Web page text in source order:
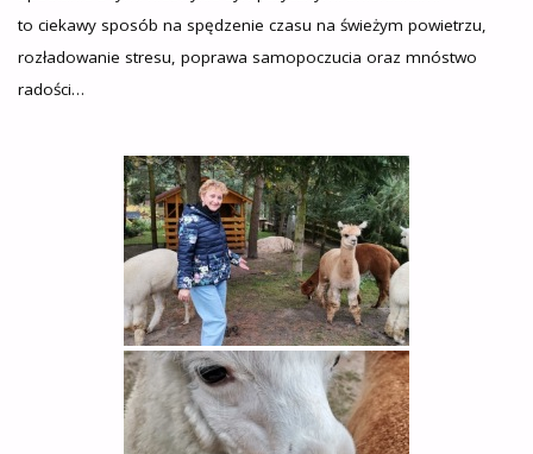
to ciekawy sposób na spędzenie czasu na świeżym powietrzu,
rozładowanie stresu, poprawa samopoczucia oraz mnóstwo
radości…